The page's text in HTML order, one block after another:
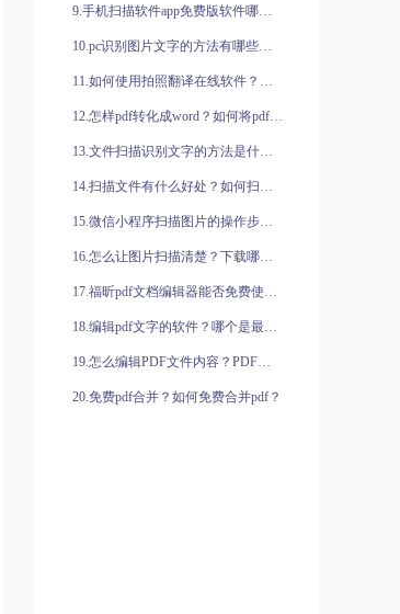
9.手机扫描软件app免费版软件哪家好用？福昕全能王怎么识别身份证？
10.pc识别图片文字的方法有哪些？怎么识别手写汉字？
11.如何使用拍照翻译在线软件？好用的拍照翻译在线有哪些推荐？
12.怎样pdf转化成word？如何将pdf设置为只读？
13.文件扫描识别文字的方法是什么？图片识别文字软件哪款好？
14.扫描文件有什么好处？如何扫描文件到电脑？
15.微信小程序扫描图片的操作步骤是什么？文字如何识别翻译？
16.怎么让图片扫描清楚？下载哪款扫描软件比较好？
17.福昕pdf文档编辑器能否免费使用？福昕pdf文档编辑器有哪些功能？
18.编辑pdf文字的软件？哪个是最好用的？
19.怎么编辑PDF文件内容？PDF文件内容怎么编辑？
20.免费pdf合并？如何免费合并pdf？